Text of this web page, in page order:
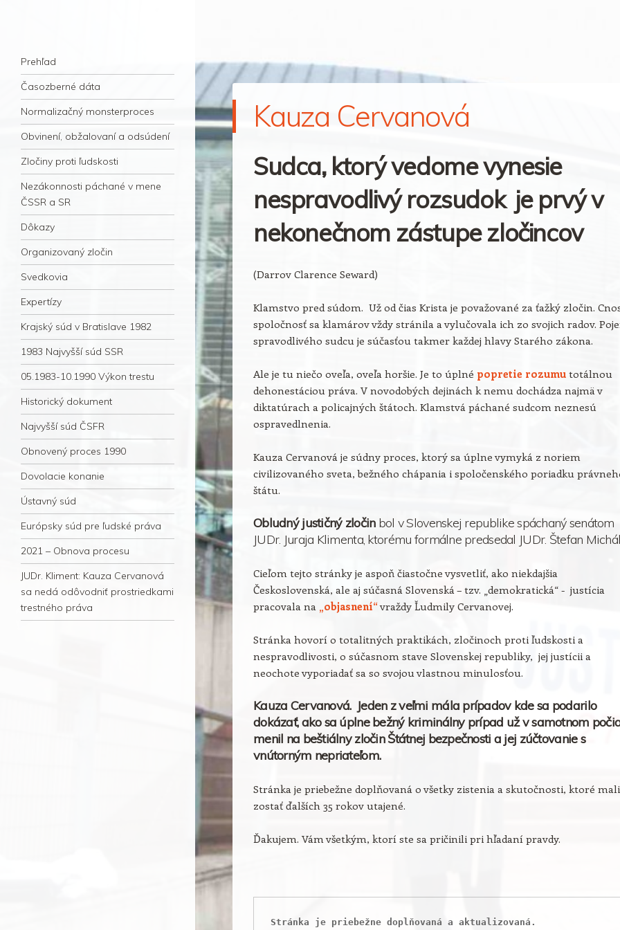
súdny proces v dejnách slovenskej justície
Navigation
Skip to content
Prehľad
Časozberné dáta
Normalizačný monsterproces
Obvinení, obžalovaní a odsúdení
Zločiny proti ľudskosti
Nezákonnosti páchané v mene
ČSSR a SR
Dôkazy
Organizovaný zločin
Svedkovia
Expertízy
Krajský súd v Bratislave 1982
1983 Najvyšší súd SSR
05.1983-10.1990 Výkon trestu
Historický dokument
Najvyšší súd ČSFR
Obnovený proces 1990
Dovolacie konanie
Ústavný súd
Európsky súd pre ľudské práva
2021 – Obnova procesu
JUDr. Kliment: Kauza Cervanová
sa nedá odôvodniť prostriedkami
trestného práva
Kauza Cervanová
Sudca, ktorý vedome vynesie
nespravodlivý rozsudok je prvý v
nekonečnom zástupe zločincov
(Darrov Clarence Seward)
Klamstvo pred súdom. Už od čias Krista je považované za ťažký zločin.
spoločnosť sa klamárov vždy stránila a vylučovala ich zo svojich radov.
spravodlivého sudcu je súčasťou takmer každej hlavy Starého zákona.
Ale je tu niečo oveľa, oveľa horšie. Je to úplné popretie rozumu totálnou
dehonestáciou práva. V novodobých dejinách k nemu dochádza najmä v
diktatúrach a policajných štátoch. Klamstvá páchané sudcom neznesú
ospravedlnenia.
Kauza Cervanová je súdny proces, ktorý sa úplne vymyká z noriem
civilizovaného sveta, bežného chápania i spoločenského poriadku
štátu.
Obludný justičný zločin bol v Slovenskej republike spáchaný senátom
JUDr. Juraja Klimenta, ktorému formálne predsedal JUDr. Štefan
Cieľom tejto stránky je aspoň čiastočne vysvetliť, ako niekdajšia
Československá, ale aj súčasná Slovenská – tzv. „demokratická“ - justícia
pracovala na „objasnení“vraždy Ľudmily Cervanovej.
Stránka hovorí o totalitných praktikách, zločinoch proti ľudskosti a
nespravodlivosti, o súčasnom stave Slovenskej republiky, jej justícii a
neochote vyporiadať sa so svojou vlastnou minulosťou.
Kauza Cervanová. Jeden z veľmi mála prípadov kde sa podarilo
dokázať, ako sa úplne bežný kriminálny prípad už v samotnom
menil na beštiálny zločin Štátnej bezpečnosti a jej zúčtovanie s
vnútorným nepriateľom.
Stránka je priebežne doplňovaná o všetky zistenia a skutočnosti, ktoré mali
zostať ďalších 35 rokov utajené.
Ďakujem. Vám všetkým, ktorí ste sa pričinili pri hľadaní pravdy.
Stránka je priebežne doplňovaná a aktualizovaná.